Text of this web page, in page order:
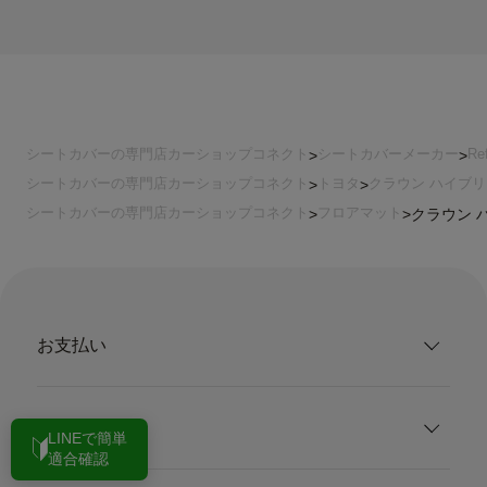
シートカバーの専門店カーショップコネクト シートカバーメーカー
シートカバーの専門店カーショップコネクト
トヨタ
クラウン ハイブ
シートカバーの専門店カーショップコネクト
フロアマット クラウン
お支払い
配送・送料
LINEで簡単
適合確認